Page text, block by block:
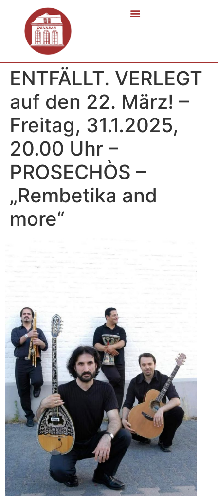
ENTFÄLLT. VERLEGT
auf den 22. März! –
Freitag, 31.1.2025,
20.00 Uhr –
PROSECHÒS –
„Rembetika and
more“